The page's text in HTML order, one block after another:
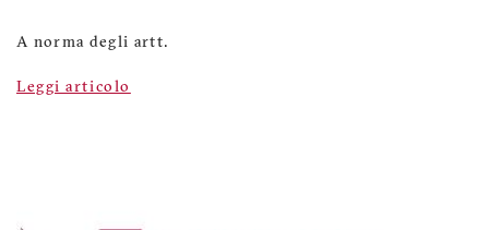
A norma degli artt.
Leggi articolo